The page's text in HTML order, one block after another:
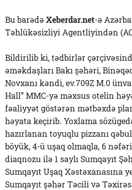
Bu barədə Xeberdar.net-ə
Təhlükəsizliyi Agentliyindən
Bildirilib ki, tədbirlər
əməkdaşları Bakı şəhəri,
Novxanı kəndi, ev.709Z M.0
Hall” MMC-yə məxsus otelin
fəaliyyət göstərən mətbəxdə
həyata keçirib. Yoxlama
hazırlanan toyuqlu pizzanı
böyük, 4-ü uşaq olmaqla, 6
diaqnozu ilə 1 saylı Sumqayıt
Sumqayıt Uşaq Xəstəxanasına
Sumqayıt şəhər Təcili və